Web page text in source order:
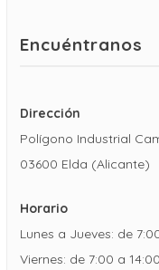
Encuéntranos
Dirección
Polígono Industrial
03600 Elda (Alicante)
Horario
Lunes a Jueves: de
Viernes: de 7:00 a